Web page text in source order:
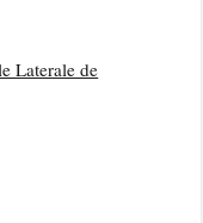
Laterale de